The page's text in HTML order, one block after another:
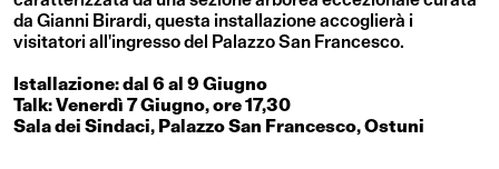
da Gianni Birardi, questa installazione accoglierà i
visitatori all'ingresso del Palazzo San Francesco.
Istallazione: dal 6 al 9 Giugno
Talk: Venerdì 7 Giugno, ore 17,30
Sala dei Sindaci, Palazzo San Francesco, Ostuni